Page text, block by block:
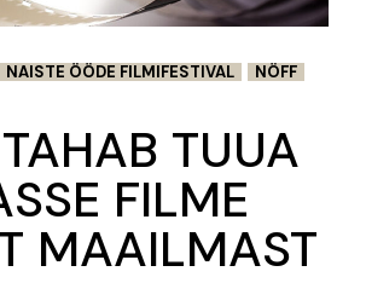
NAISTE ÖÖDE FILMIFESTIVAL
NÖFF
TUUA
FILME
MAAILMAST